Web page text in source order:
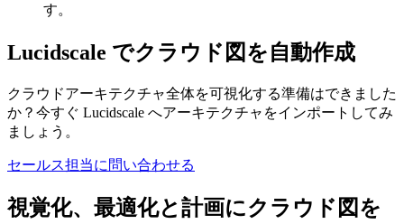
す。
Lucidscale でクラウド図を自動作成
クラウドアーキテクチャ全体を可視化する準備はできました
か？今すぐ Lucidscale へアーキテクチャをインポートしてみ
ましょう。
セールス担当に問い合わせる
視覚化、最適化と計画にクラウド図を